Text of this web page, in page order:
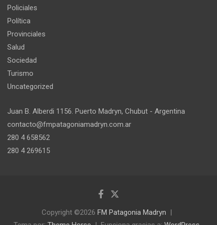
Policiales
Política
Provinciales
Salud
Sociedad
Turismo
Uncategorized
Juan B. Alberdi 1156. Puerto Madryn, Chubut - Argentina
contacto@fmpatagoniamadryn.com.ar
280 4 658562
280 4 269615
Copyright ©2026 FM Patagonia Madryn